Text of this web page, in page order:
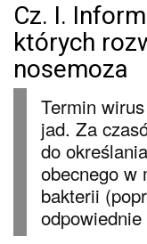
Cz. I.
których
nosemoza
Termin
jad. Za
do
obecnego w
bakterii